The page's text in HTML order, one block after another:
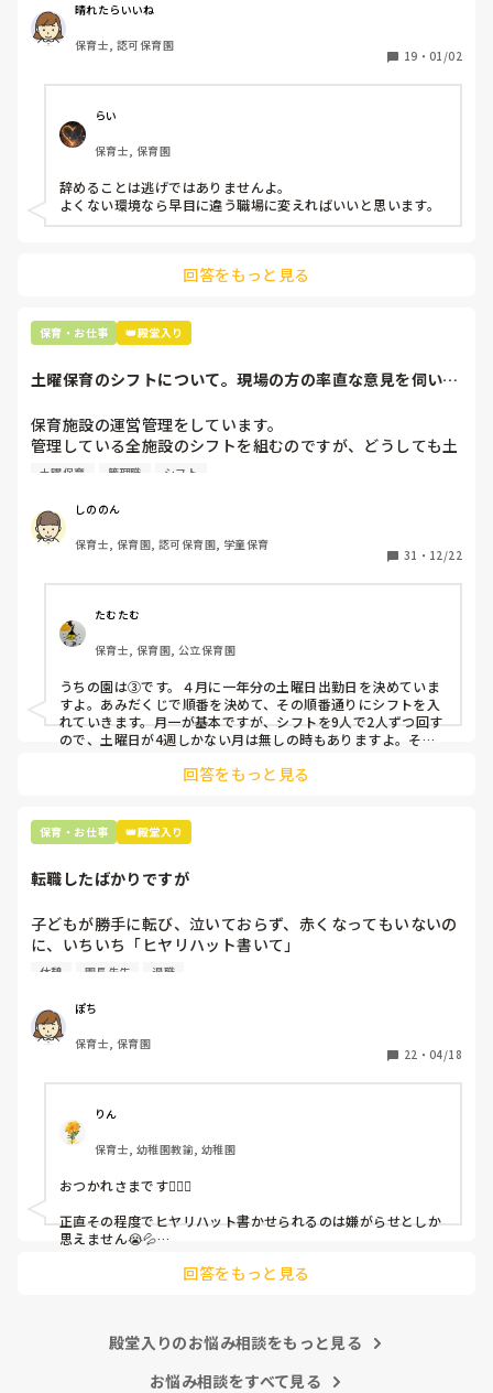
周りの職員は、勤続10年以上から何十年という先生がほとん
どです。
保護者子どもの愚痴悪口が多く、
今で言う不適切保育も
仕方ないよね
もう何も言わずに
子どもの言いなりになればいいんだね
などいう意見で…
上の先生に相談することは難しそうです。
最後の職場にしようと思っていましたが
辞めることは逃げ、と、過去辞めた人も何年も言われ続けて
います
晴れたらいいね
保育士, 認可保育園
19 ・ 01/02
らい
保育士, 保育園
辞めることは逃げではありませんよ。
よくない環境なら早目に違う職場に変えればいいと思います。
回答をもっと見る
保育・お仕事 👑殿堂入り
土曜保育のシフトについて。現場の方の率直な意見を伺いた
保育施設の運営管理をしています。
管理している全施設のシフトを組むのですが、どうしても土
曜保育だけは入れる方が少なく、いつも苦労しています。
て入職しているはずですが、いざ勤務が始まると一日も土曜
出勤が出来ない方ばかりです。
①土曜日の希望休は2日まで、と制限をかける
②毎月、必ず土曜保育に入ることのできる日を1日だけピッ
クアップしてもらう
③仮シフトが出た時、土曜出勤が難しければ自身で代わりの
人を交渉して見つけてもらう
上記のいずれかの対策を取り入れることを考えています。
土曜保育 管理職 シフト
しののん
保育士, 保育園, 認可保育園, 学童保育
31 ・ 12/22
たむたむ
保育士, 保育園, 公立保育園
うちの園は③です。４月に一年分の土曜日出勤日を決めていま
すよ。あみだくじで順番を決めて、その順番通りにシフトを入
れていきます。月一が基本ですが、シフトを9人で2人ずつ回す
ので、土曜日が4週しかない月は無しの時もありますよ。その
て貰い、主任に報告してます。
回答をもっと見る
保育・お仕事 👑殿堂入り
転職したばかりですが
子どもが勝手に転び、泣いておらず、赤くなってもいないの
に、いちいち「ヒヤリハット書いて」
と書かされ
（そう言う本人は書かない）
しかも、上司に↑この内容でも
ちゃんと考えて対策を練って書き込むようにと。
呼ばれて一緒に対策を考えさせられること多数
これだけで30〜40分拘束されて辛いです
皆さんの園はどうですか?
休憩 園長先生 退職
ぽち
保育士, 保育園
22 ・ 04/18
りん
保育士, 幼稚園教諭, 幼稚園
おつかれさまです🙇🏻‍♀️
正直その程度でヒヤリハット書かせられるのは嫌がらせとしか
思えません😭💦
回答をもっと見る
殿堂入りのお悩み相談をもっと見る
お悩み相談をすべて見る